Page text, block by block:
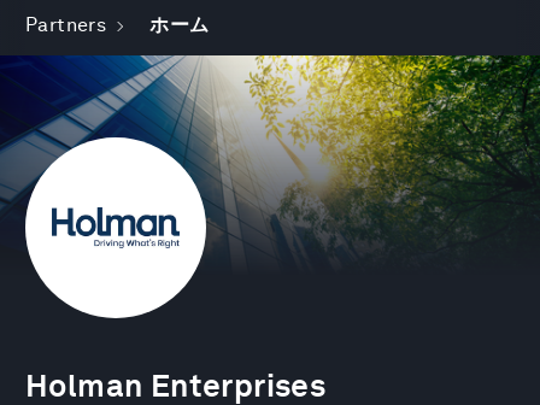
Partners ホーム
Holman Enterprises